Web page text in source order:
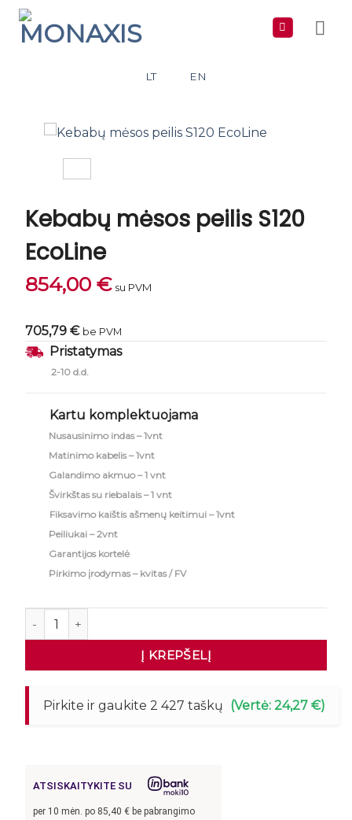
Skip
LT EN
Kebabų mėsos peilis S120
EcoLine
854,00 € su PVM
705,79 € be PVM
Pristatymas
2-10 d.d.
Kartu komplektuojama
Nusausinimo indas – 1vnt
Matinimo kabelis – 1vnt
Galandimo akmuo – 1 vnt
Švirkštas su riebalais – 1 vnt
Fiksavimo kaištis ašmenų keitimui – 1vnt
Peiliukai – 2vnt
Garantijos kortelė
Pirkimo įrodymas – kvitas / FV
produkto kiekis: Kebabų mėsos peilis S120 EcoLine
Į KREPŠELĮ
Pirkite ir gaukite 2 427 taškų (Vertė: 24,27 €)
ATSISKAITYKITE SU
per 10 mėn. po 85,40 € be pabrangimo